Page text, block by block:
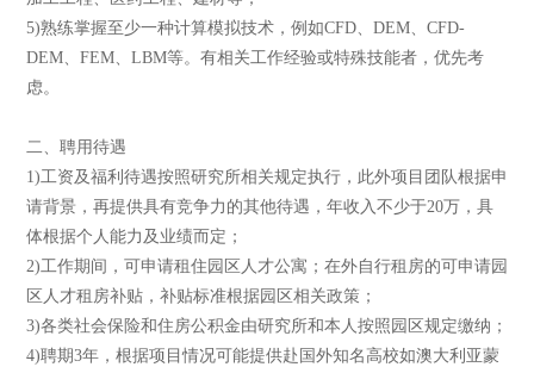
5)熟练掌握至少一种计算模拟技术，例如CFD、DEM、CFD-
DEM、FEM、LBM等。有相关工作经验或特殊技能者，优先考
虑。
二、聘用待遇
1)工资及福利待遇按照研究所相关规定执行，此外项目团队根据申
请背景，再提供具有竞争力的其他待遇，年收入不少于20万，具
体根据个人能力及业绩而定；
2)工作期间，可申请租住园区人才公寓；在外自行租房的可申请园
区人才租房补贴，补贴标准根据园区相关政策；
3)各类社会保险和住房公积金由研究所和本人按照园区规定缴纳；
4)聘期3年，根据项目情况可能提供赴国外知名高校如澳大利亚蒙